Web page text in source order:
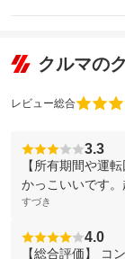
クルマの
レビュー総合
3.3
【所有期間や運
かっこいいです
すづき
4.0
【総合評価】 コ